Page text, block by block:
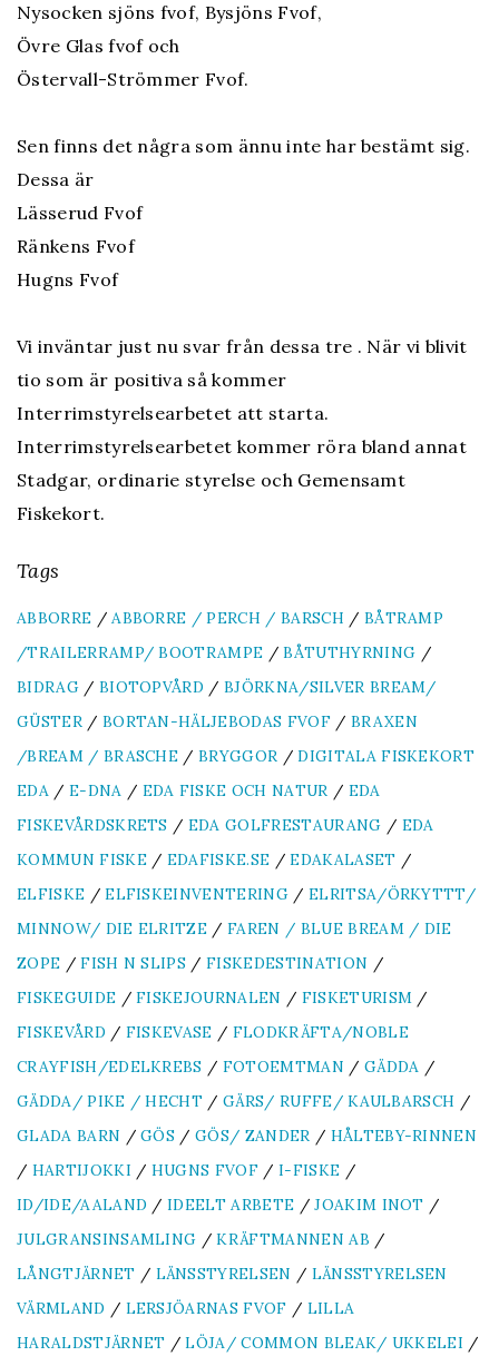
Nysocken sjöns fvof, Bysjöns Fvof,
Övre Glas fvof och
Östervall-Strömmer Fvof.
Sen finns det några som ännu inte har bestämt sig.
Dessa är
Lässerud Fvof
Ränkens Fvof
Hugns Fvof
Vi inväntar just nu svar från dessa tre . När vi blivit
tio som är positiva så kommer
Interrimstyrelsearbetet att starta.
Interrimstyrelsearbetet kommer röra bland annat
Stadgar, ordinarie styrelse och Gemensamt
Fiskekort.
Tags
ABBORRE /ABBORRE / PERCH / BARSCH / BÅTRAMP
/TRAILERRAMP/ BOOTRAMPE /BÅTUTHYRNING /
BIDRAG/ BIOTOPVÅRD /BJÖRKNA/SILVER BREAM/
GÜSTER/ BORTAN-HÄLJEBODAS FVOF/ BRAXEN
/BREAM / BRASCHE /BRYGGOR /DIGITALA FISKEKORT
EDA/ E-DNA / EDA FISKE OCH NATUR / EDA
FISKEVÅRDSKRETS / EDA GOLFRESTAURANG / EDA
KOMMUN FISKE/ EDAFISKE.SE /EDAKALASET /
ELFISKE /ELFISKEINVENTERING/ ELRITSA/ÖRKYTTT/
MINNOW/ DIE ELRITZE /FAREN / BLUE BREAM / DIE
ZOPE /FISH N SLIPS /FISKEDESTINATION /
FISKEGUIDE /FISKEJOURNALEN / FISKETURISM /
FISKEVÅRD / FISKEVASE / FLODKRÄFTA/NOBLE
CRAYFISH/EDELKREBS / FOTOEMTMAN / GÄDDA /
GÄDDA/ PIKE / HECHT /GÄRS/ RUFFE/ KAULBARSCH /
GLADA BARN /GÖS /GÖS/ ZANDER / HÅLTEBY-RINNEN
/ HARTIJOKKI / HUGNS FVOF / I-FISKE /
ID/IDE/AALAND /IDEELT ARBETE /JOAKIM INOT /
JULGRANSINSAMLING /KRÄFTMANNEN AB /
LÅNGTJÄRNET / LÄNSSTYRELSEN / LÄNSSTYRELSEN
VÄRMLAND / LERSJÖARNAS FVOF / LILLA
HARALDSTJÄRNET /LÖJA/ COMMON BLEAK/ UKKELEI /